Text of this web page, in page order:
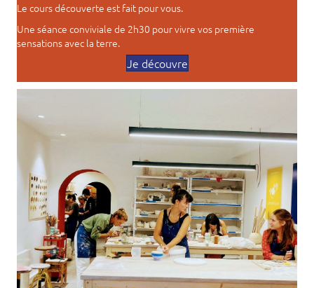
Le cours découverte est fait pour vous.
Une séance conviviale de 2h30 pour vivre vos première
sensations avec la terre.
Je découvre